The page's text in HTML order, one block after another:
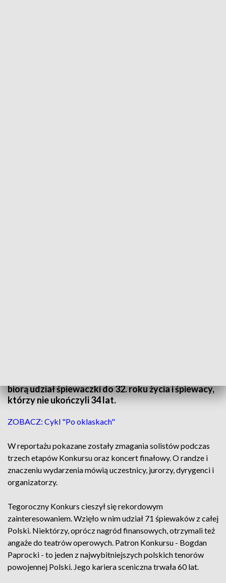
biorą udział śpiewaczki do 32. roku życia i śpiewacy,
którzy nie ukończyli 34 lat.
ZOBACZ: Cykl "Po oklaskach"
W reportażu pokazane zostały zmagania solistów podczas
trzech etapów Konkursu oraz koncert finałowy. O randze i
znaczeniu wydarzenia mówią uczestnicy, jurorzy, dyrygenci i
organizatorzy.
Tegoroczny Konkurs cieszył się rekordowym
zainteresowaniem. Wzięło w nim udział 71 śpiewaków z całej
Polski. Niektórzy, oprócz nagród finansowych, otrzymali też
angaże do teatrów operowych. Patron Konkursu - Bogdan
Paprocki - to jeden z najwybitniejszych polskich tenorów
powojennej Polski. Jego kariera sceniczna trwała 60 lat.